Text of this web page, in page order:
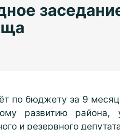
по бюджету за 9
развитию района,
и резервного